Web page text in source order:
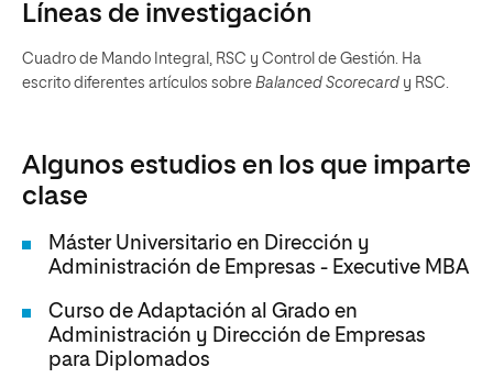
Líneas de investigación
Cuadro de Mando Integral, RSC y Control de Gestión. Ha
escrito diferentes artículos sobre Balanced Scorecard y RSC.
Algunos estudios en los que imparte
clase
Máster Universitario en Dirección y
Administración de Empresas - Executive MBA
Curso de Adaptación al Grado en
Administración y Dirección de Empresas
para Diplomados